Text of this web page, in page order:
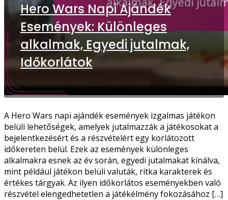
Hero Wars Napi Ajándék
Események: Különleges
alkalmak, Egyedi jutalmak,
Időkorlátok
A Hero Wars napi ajándék események izgalmas játékon
belüli lehetőségek, amelyek jutalmazzák a játékosokat a
bejelentkezésért és a részvételért egy korlátozott
időkereten belül. Ezek az események különleges
alkalmakra esnek az év során, egyedi jutalmakat kínálva,
mint például játékon belüli valuták, ritka karakterek és
értékes tárgyak. Az ilyen időkorlátos eseményekben való
részvétel elengedhetetlen a játékélmény fokozásához […]